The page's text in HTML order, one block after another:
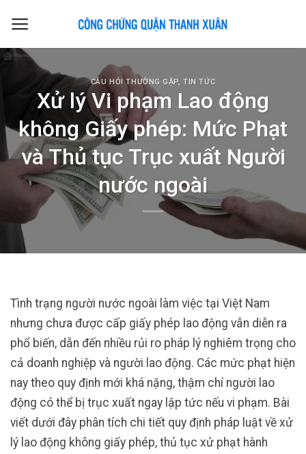
CÂU HỎI THƯỜNG GẶP,TIN TỨC
Xử lý Vi phạm Lao động
không Giấy phép: Mức Phạt
và Thủ tục Trục xuất Người
nước ngoài
Tình trạng người nước ngoài làm việc tại Việt Nam
nhưng chưa được cấp giấy phép lao động vẫn diễn ra
phổ biến, dẫn đến nhiều rủi ro pháp lý nghiêm trọng cho
cả doanh nghiệp và người lao động. Các mức phạt hiện
nay theo quy định mới khá nặng, thậm chí người lao
động có thể bị trục xuất ngay lập tức nếu vi phạm. Bài
viết dưới đây phân tích chi tiết quy định pháp luật về xử
lý lao động không giấy phép, thủ tục xử phạt hành